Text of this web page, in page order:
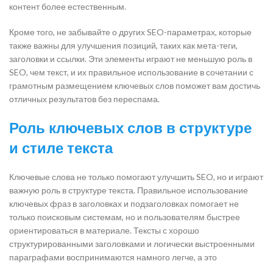
контент более естественным.
Кроме того, не забывайте о других SEO-параметрах, которые
также важны для улучшения позиций, таких как мета-теги,
заголовки и ссылки. Эти элементы играют не меньшую роль в
SEO, чем текст, и их правильное использование в сочетании с
грамотным размещением ключевых слов поможет вам достичь
отличных результатов без переспама.
Роль ключевых слов в структуре
и стиле текста
Ключевые слова не только помогают улучшить SEO, но и играют
важную роль в структуре текста. Правильное использование
ключевых фраз в заголовках и подзаголовках помогает не
только поисковым системам, но и пользователям быстрее
ориентироваться в материале. Тексты с хорошо
структурированными заголовками и логически выстроенными
параграфами воспринимаются намного легче, а это